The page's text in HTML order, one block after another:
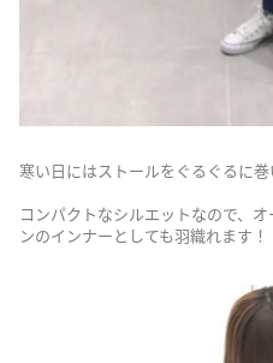
寒い日にはストールをぐるぐるに巻
コンパクトなシルエットなので、
ンのインナーとしても羽織れます！